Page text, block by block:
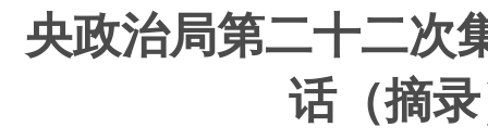
央政治局第二十二次
话（摘